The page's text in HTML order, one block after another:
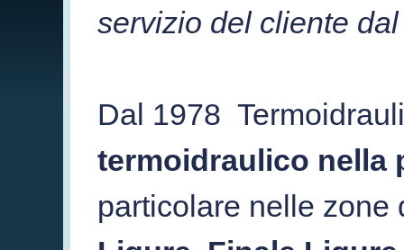
servizio del cliente
Dal 1978
termoidraulico nella
particolare nelle zone